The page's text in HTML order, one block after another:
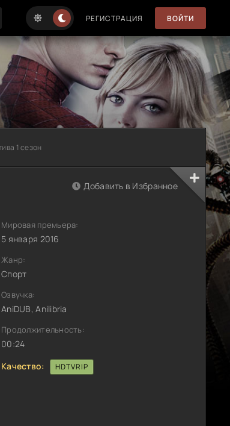
РЕГИСТРАЦИЯ ВОЙТИ
1 сезон
Добавить в Избранное
Мировая премьера:
5 января 2016
Жанр:
Спорт
Озвучка:
AniDUB, Anilibria
Продолжительность:
00:24
Качество:
HDTVRIP